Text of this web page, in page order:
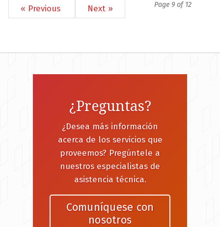
« Previous Next » Page 9 of 12
¿Preguntas?
¿Desea más información
acerca de los servicios que
proveemos? Pregúntele a
nuestros especialistas de
asistencia técnica.
Comuníquese con
nosotros